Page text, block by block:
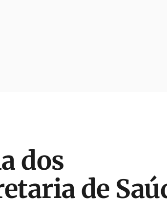
dos
de